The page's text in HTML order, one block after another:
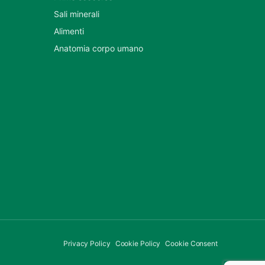
Sali minerali
Alimenti
Anatomia corpo umano
Privacy Policy Cookie Policy Cookie Consent